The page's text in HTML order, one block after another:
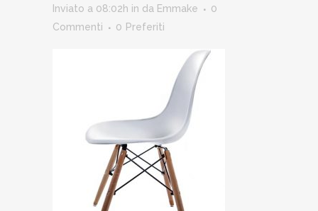
Inviato a 08:02h in da Emmake
0
Commenti
0 Preferiti